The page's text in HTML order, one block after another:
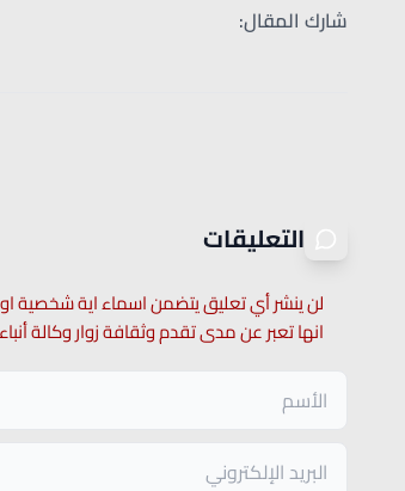
شارك المقال:
التعليقات
لن ينشر أي تعليق يتضمن اسماء اية شخصية او
انها تعبر عن مدى تقدم وثقافة زوار وكالة